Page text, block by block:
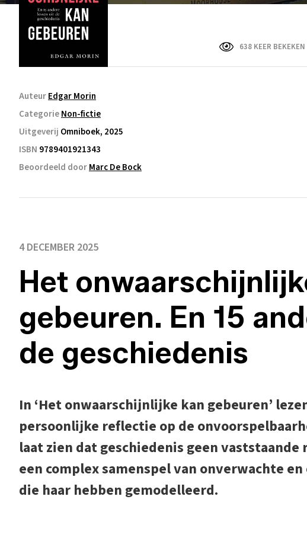
638 KEER BEKEKEN
AuteurEdgar Morin
CategorieNon-fictie
Uitgeverij Omniboek, 2025
ISBN 9789401921343
Beoordeeld doorMarc De Bock
4 DECEMBER 2025
Het
gebeuren. En 15
de geschiedenis
In ‘Het onwaarschijnlijke kan gebeuren’
persoonlijke reflectie op de
laat zien dat geschiedenis geen
een complex samenspel van onverwachte
die haar hebben gemodelleerd.